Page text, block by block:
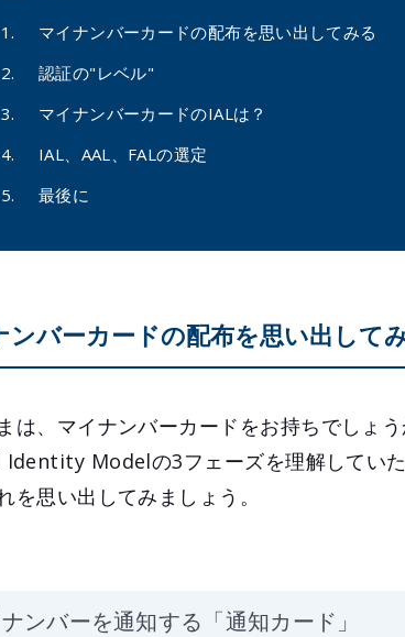
マイナンバーカードの配布を思い出してみる
認証の"レベル"
マイナンバーカードのIALは？
IAL、AAL、FALの選定
最後に
ンバーカードの配布を思い出して
は、マイナンバーカードをお持ちでしょう
Modelの3フェーズを理解してい
を思い出してみましょう。
ンバーを通知する「通知カード」